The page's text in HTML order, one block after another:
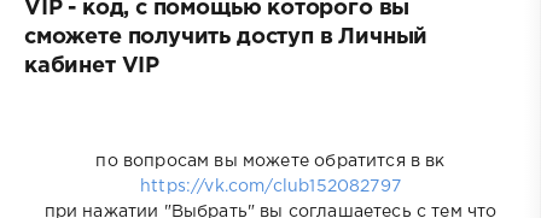
VIP - код, с помощью которого вы
сможете получить доступ в Личный
кабинет VIP
по вопросам вы можете обратится в вк
https://vk.com/club152082797
при нажатии "Выбрать" вы соглашаетесь с тем что